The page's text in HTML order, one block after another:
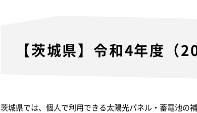
【茨城県】令和4年度（
茨城県では、個人で利用できる太陽光パネル・蓄電池の